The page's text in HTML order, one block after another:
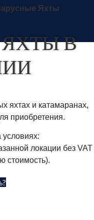
Яхты
В
яхтах и катамаранах,
приобретения.
локации без VAT
стоимость).